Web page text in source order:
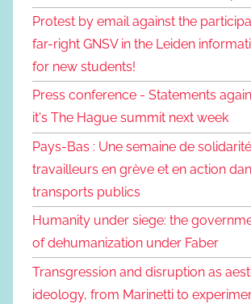
Protest by email against the
far-right GNSV in the Leiden
for new students!
Press conference - Statements
it's The Hague summit next week
Pays-Bas : Une semaine de
travailleurs en grève et en action
transports publics
Humanity under siege: the
of dehumanization under Faber
Transgression and disruption as
ideology, from Marinetti to